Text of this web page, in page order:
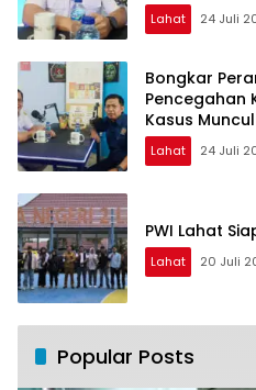
Lahat 24 Juli
Bongkar
Pencegahan
Kasus Muncul
Lahat 24 Juli
PWI Lahat
Lahat 20 Juli
Popular Posts